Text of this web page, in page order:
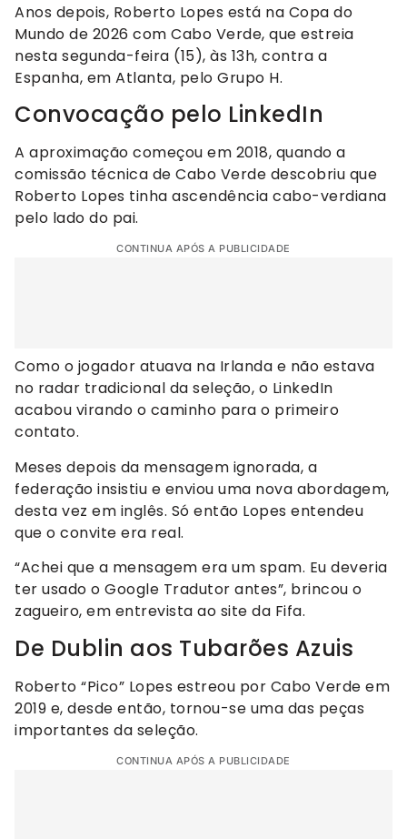
Anos depois, Roberto Lopes está na Copa do
Mundo de 2026 com Cabo Verde, que estreia
nesta segunda-feira (15), às 13h, contra a
Espanha, em Atlanta, pelo Grupo H.
Convocação pelo LinkedIn
A aproximação começou em 2018, quando a
comissão técnica de Cabo Verde descobriu que
Roberto Lopes tinha ascendência cabo-verdiana
pelo lado do pai.
CONTINUA APÓS A PUBLICIDADE
Como o jogador atuava na Irlanda e não estava
no radar tradicional da seleção, o LinkedIn
acabou virando o caminho para o primeiro
contato.
Meses depois da mensagem ignorada, a
federação insistiu e enviou uma nova abordagem,
desta vez em inglês. Só então Lopes entendeu
que o convite era real.
“Achei que a mensagem era um spam. Eu deveria
ter usado o Google Tradutor antes”, brincou o
zagueiro, em entrevista ao site da Fifa.
De Dublin aos Tubarões Azuis
Roberto “Pico” Lopes estreou por Cabo Verde em
2019 e, desde então, tornou-se uma das peças
importantes da seleção.
CONTINUA APÓS A PUBLICIDADE